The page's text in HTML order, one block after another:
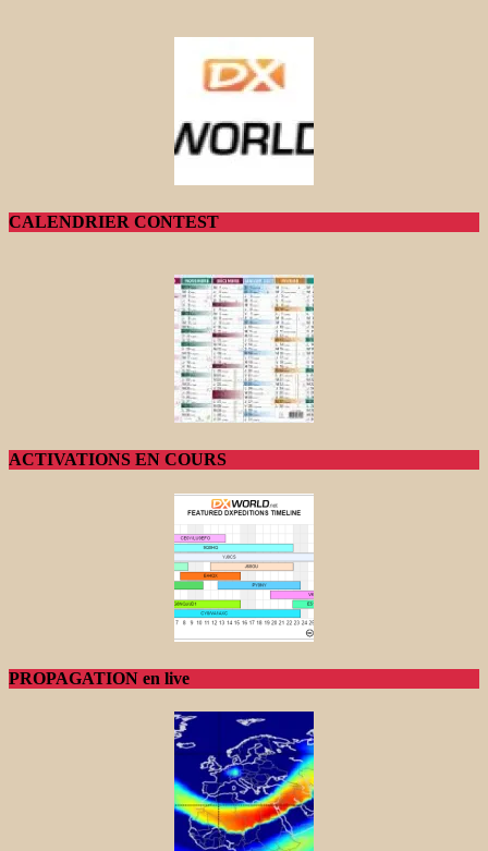
CALENDRIER CONTEST
ACTIVATIONS EN COURS
PROPAGATION en live